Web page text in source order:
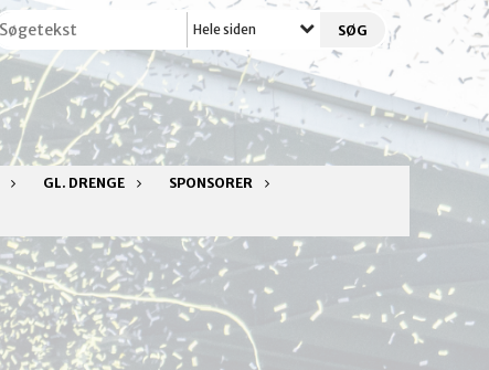
Hele siden
GL. DRENGE SPONSORER